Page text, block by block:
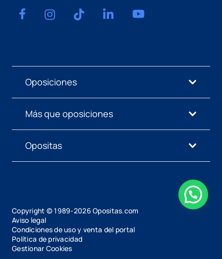
Oposiciones
Más que oposiciones
Opositas
Copyright © 1989-2026 Opositas.com
Aviso legal
Condiciones de uso y venta del portal
Política de privacidad
Gestionar Cookies